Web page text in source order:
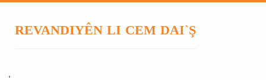
REVANDIYÊN LI CEM DAI`Ş